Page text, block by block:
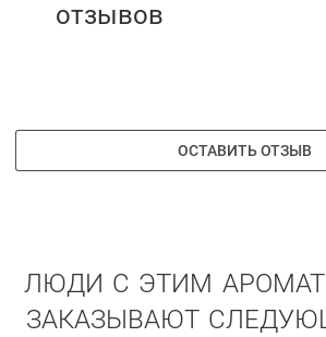
отзывов
ОСТАВИТЬ ОТЗЫВ
ЛЮДИ С ЭТИМ
ЗАКАЗЫВАЮТ